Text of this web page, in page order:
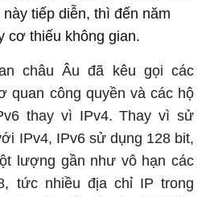
tiếp diễn, thì đến năm
cơ thiếu không gian.
châu Âu đã kêu gọi các
quan công quyền và các hộ
thay vì IPv4. Thay vì sử
IPv4, IPv6 sử dụng 128 bit,
lượng gần như vô hạn các
tức nhiều địa chỉ IP trong